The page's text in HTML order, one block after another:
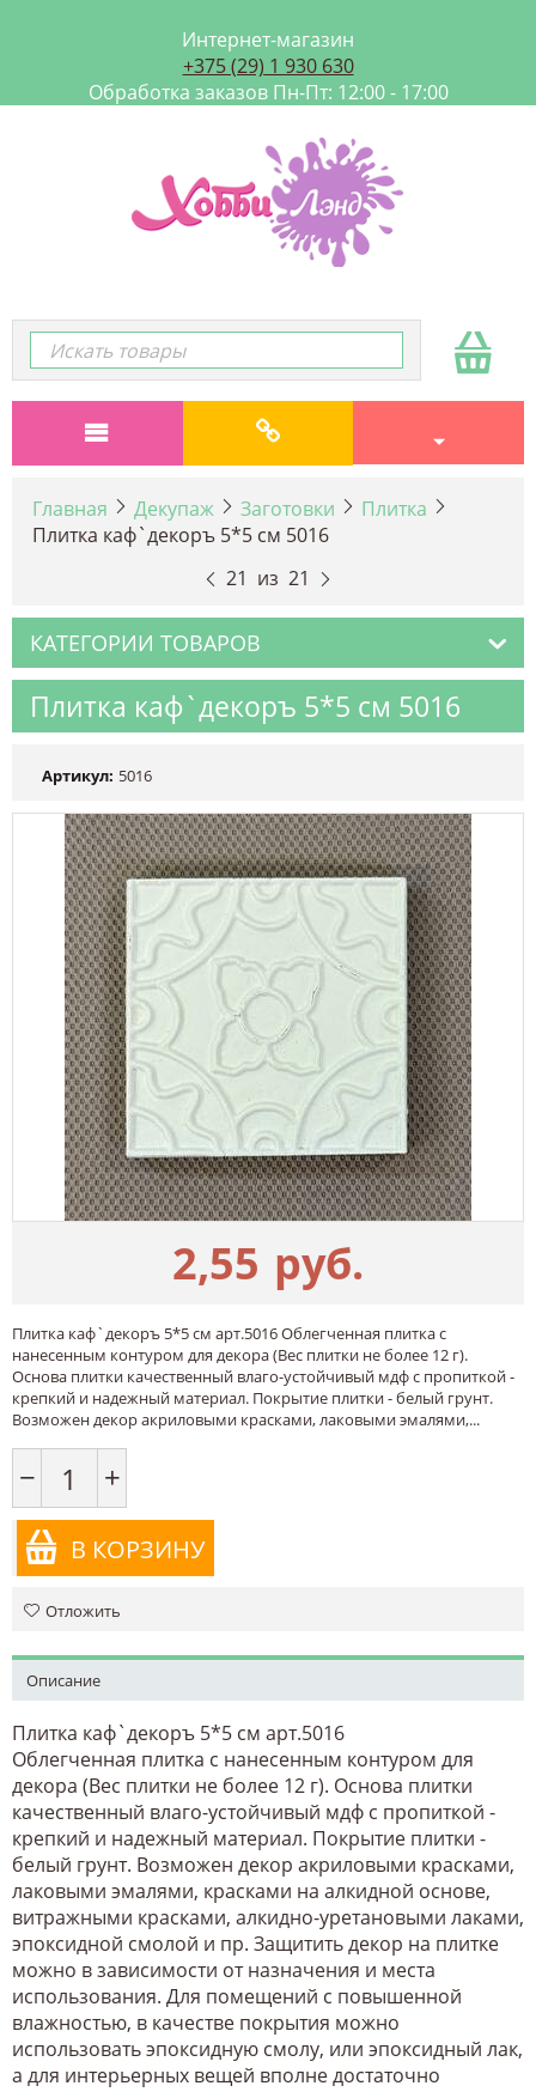
Интернет-магазин
+375 (29) 1 930 630
Обработка заказов Пн-Пт: 12:00 - 17:00
Главная Декупаж Заготовки
Плитка
Плитка каф`декоръ 5*5 см 5016
21 из 21
КАТЕГОРИИ ТОВАРОВ
Плитка каф`декоръ 5*5 см 5016
Артикул: 5016
2,55 руб.
Плитка каф`декоръ 5*5 см арт.5016 Облегченная плитка с
нанесенным контуром для декора (Вес плитки не более 12 г).
Основа плитки качественный влаго-устойчивый мдф с пропиткой -
крепкий и надежный материал. Покрытие плитки - белый грунт.
Возможен декор акриловыми красками, лаковыми эмалями,...
− +
В КОРЗИНУ
Отложить
Описание
Плитка каф`декоръ 5*5 см арт.5016
Облегченная плитка с нанесенным контуром для
декора (Вес плитки не более 12 г). Основа плитки
качественный влаго-устойчивый мдф с пропиткой -
крепкий и надежный материал. Покрытие плитки -
белый грунт. Возможен декор акриловыми красками,
лаковыми эмалями, красками на алкидной основе,
витражными красками, алкидно-уретановыми лаками,
эпоксидной смолой и пр. Защитить декор на плитке
можно в зависимости от назначения и места
использования. Для помещений с повышенной
влажностью, в качестве покрытия можно
использовать эпоксидную смолу, или эпоксидный лак,
а для интерьерных вещей вполне достаточно